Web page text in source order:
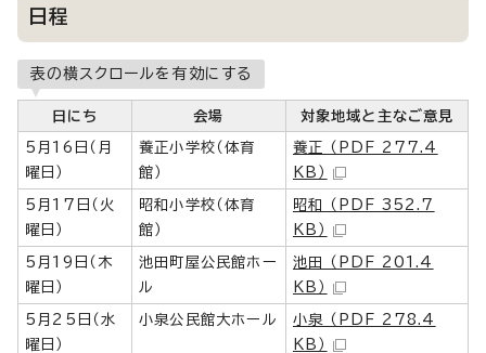
日程
表の横スクロールを有効にする
日にち 会場 対象地域と主なご意見
5月16日（月
曜日）
養正小学校（体育
館）
養正 （PDF 277.4
KB）
5月17日（火
曜日）
昭和小学校（体育
館）
昭和 （PDF 352.7
KB）
5月19日（木
曜日）
池田町屋公民館ホー
ル
池田 （PDF 201.4
KB）
5月25日（水
曜日）
小泉公民館大ホール
小泉 （PDF 278.4
KB）